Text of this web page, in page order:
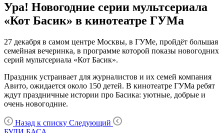
Ура! Новогодние серии мультсериала
«Кот Басик» в кинотеатре ГУМа
27 декабря в самом центре Москвы, в ГУМе, пройдёт большая
семейная вечеринка, в программе которой показы новогодних
серий мультсериала «Кот Басик».
Праздник устраивает для журналистов и их семей компания
Авито, ожидается около 150 детей. В кинотеатре ГУМа ребят
ждут праздничные истории про Басика: уютные, добрые и
очень новогодние.
Назад к списку Следующий